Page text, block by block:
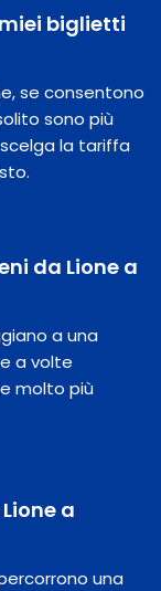
biglietti
se consentono
sono più
la tariffa
da Lione a
a una
a volte
molto più
a
una